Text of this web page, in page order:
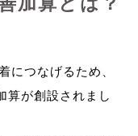
につなげるため、
算が創設されまし